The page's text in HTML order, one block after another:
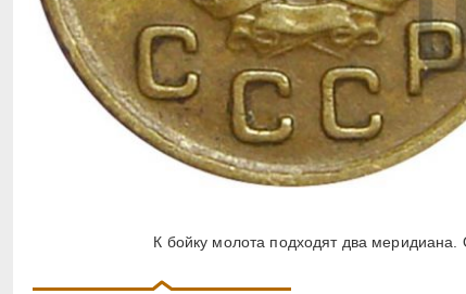
К бойку молота подходят два меридиана.